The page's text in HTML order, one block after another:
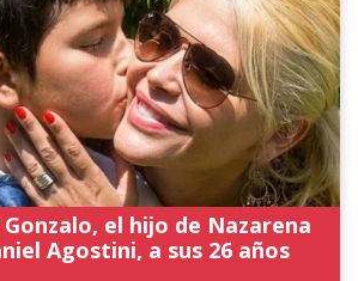
el hijo de Nazarena
Agostini, a sus 26 años